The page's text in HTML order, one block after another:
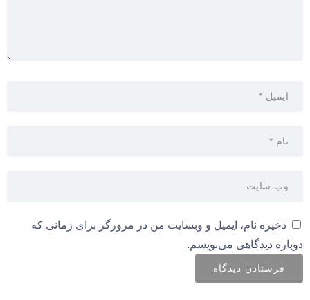
ذخیره نام، ایمیل و وبسایت من در مرورگر برای زمانی که
دوباره دیدگاهی می‌نویسم.